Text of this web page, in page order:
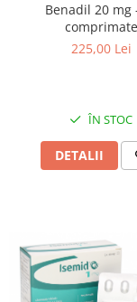
Benadil 20 mg
comprimate
225,00 Lei
ÎN STOC
DETALII